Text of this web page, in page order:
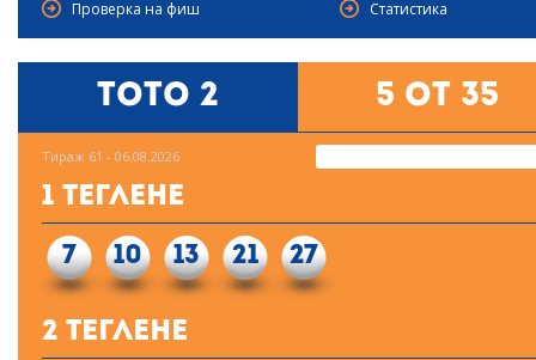
Проверка на фиш Статистика
Тото 2 5 от 35
Тираж 61 - 06.08.2026
1 Теглене
7 10 13 21 27
2 Теглене